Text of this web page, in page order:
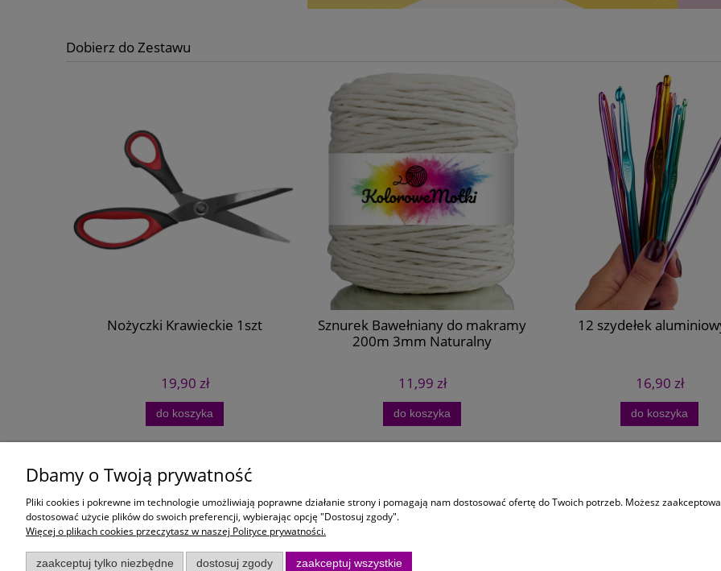
Dobierz do Zestawu
Nożyczki Krawieckie 1szt
19,90 zł
do koszyka
Sznurek Bawełniany do makramy
200m 3mm Naturalny
11,99 zł
do koszyka
12 szydełek
16,90 zł
do koszyka
Moje konto
Twoje zamówienia
Ustawienia konta
Przechowalnia
Czas i koszty dostawy
Formy płatności
Dbamy o Twoją prywatność
Pliki cookies i pokrewne im technologie umożliwiają poprawne działanie strony i pomagają nam dostosować ofertę do Twoich potrzeb. Możesz
dostosować użycie plików do swoich preferencji, wybierając opcję "Dostosuj zgody".
Więcej o plikach cookies przeczytasz w naszej Polityce prywatności.
zaakceptuj tylko niezbędne dostosuj zgody zaakceptuj wszystkie